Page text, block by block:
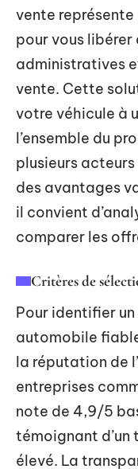
vente
pour vous
administratives
vente. Cette
votre véhicule à
l’ensemble du
plusieurs
des avantages
il convient
comparer les
Critères de
Pour identifier
automobile
la réputation de
entreprises
note de 4,9/5
témoignant
élevé. La